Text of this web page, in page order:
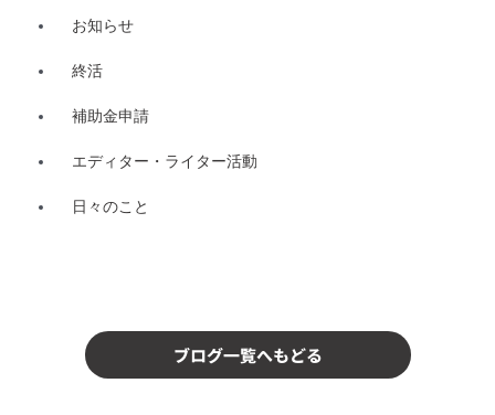
お知らせ
終活
補助金申請
エディター・ライター活動
日々のこと
ブログ一覧へもどる